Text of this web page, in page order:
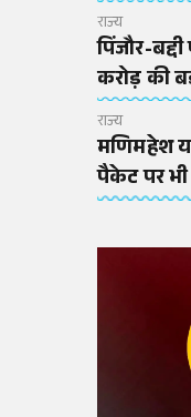
राज्य
पिंजौर-
करोड़ की
राज्य
मणिमहेश
पैकेट पर भी